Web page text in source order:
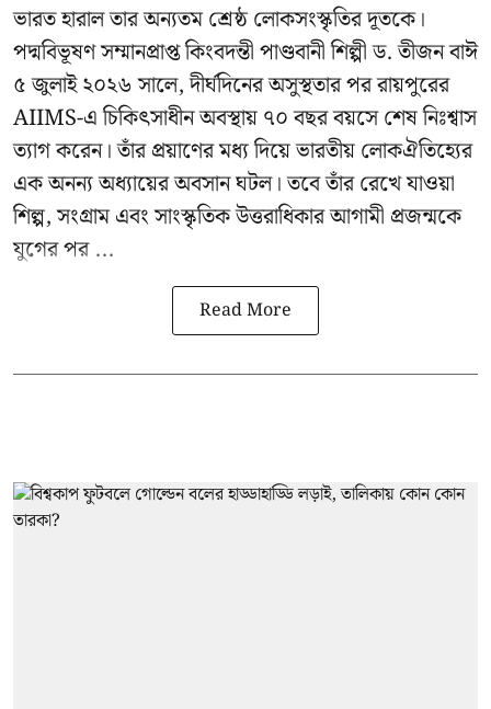
ভারত হারাল তার অন্যতম শ্রেষ্ঠ লোকসংস্কৃতির দূতকে।
পদ্মবিভূষণ সম্মানপ্রাপ্ত কিংবদন্তী পাণ্ডবানী শিল্পী ড. তীজন বাঈ
৫ জুলাই ২০২৬ সালে, দীর্ঘদিনের অসুস্থতার পর রায়পুরের
AIIMS-এ চিকিৎসাধীন অবস্থায় ৭০ বছর বয়সে শেষ নিঃশ্বাস
ত্যাগ করেন। তাঁর প্রয়াণের মধ্য দিয়ে ভারতীয় লোকঐতিহ্যের
এক অনন্য অধ্যায়ের অবসান ঘটল। তবে তাঁর রেখে যাওয়া
শিল্প, সংগ্রাম এবং সাংস্কৃতিক উত্তরাধিকার আগামী প্রজন্মকে
যুগের পর ...
Read More